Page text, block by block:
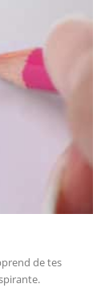
de tes